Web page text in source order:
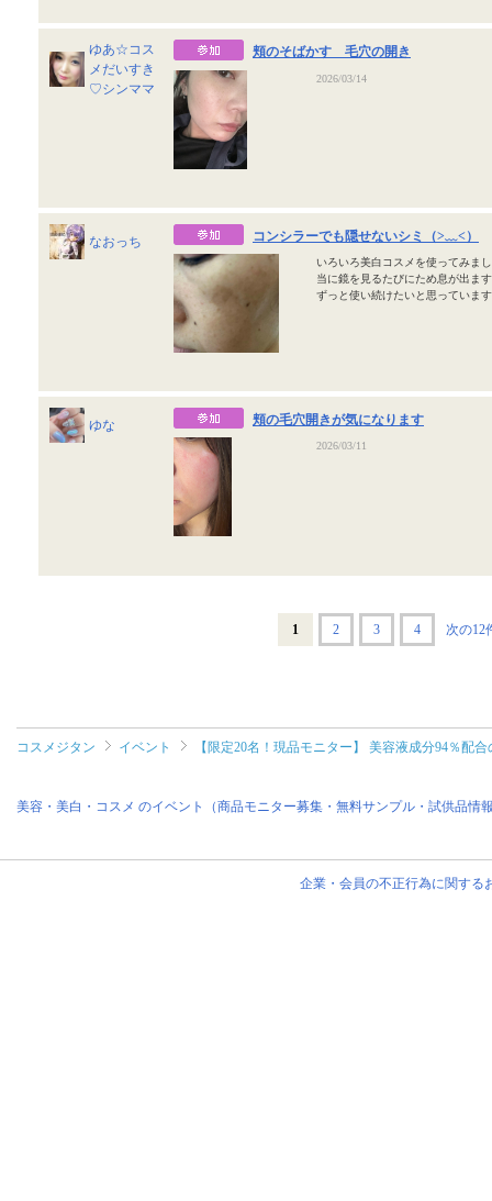
ゆあ☆コス
メだいすき
♡シンママ
頬のそばかす 毛穴の開き
2026/03/14
なおっち コンシラーでも隠せないシミ（>﹏<）
いろいろ美白コスメを使ってみま
当に鏡を見るたびにため息が出ま
ずっと使い続けたいと思っていま
ゆな 頬の毛穴開きが気になります
2026/03/11
1 2 3 4 次の12
コスメジタン イベント 【限定20名！現品モニター】 美容液成分94％配
美容・美白・コスメ のイベント（商品モニター募集・無料サンプル・試供品情
企業・会員の不正行為に関する